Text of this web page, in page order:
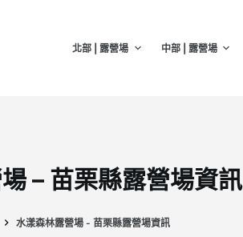
北部 | 露營場 中部 | 露營場
– 苗栗縣露營場資訊
水漾森林露營場 - 苗栗縣露營場資訊